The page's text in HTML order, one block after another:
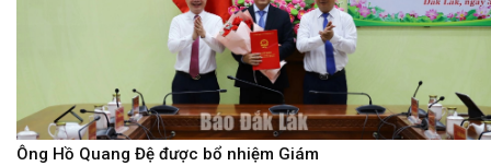
Ông Hồ Quang Đệ được bổ nhiệm Giám